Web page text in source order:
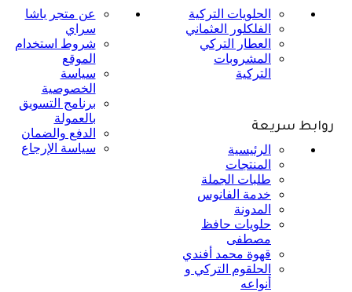
عن متجر باشا
سراي
شروط استخدام
الموقع
سياسة
الخصوصية
برنامج التسويق
بالعمولة
الدفع والضمان
سياسة الإرجاع
الحلويات التركية
الفلكلور العثماني
العطار التركي
المشروبات
التركية
روابط سريعة
الرئيسية
المنتجات
طلبات الجملة
خدمة الفانوس
المدونة
حلويات حافظ
مصطفى
قهوة محمد أفندي
الحلقوم التركي و
أنواعه